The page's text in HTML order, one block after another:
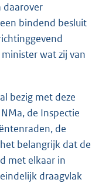
daarover
bindend besluit
wat zij van
bezig met deze
de Inspectie
de
belangrijk dat de
met elkaar in
draagvlak